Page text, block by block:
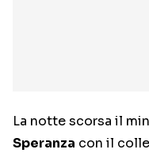
La notte scorsa il
Speranza con il